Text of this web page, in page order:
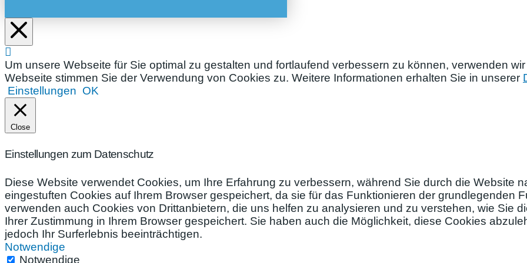
Um unsere Webseite für Sie optimal zu gestalten und fortlaufend verbessern zu können, verwenden
Webseite stimmen Sie der Verwendung von Cookies zu. Weitere Informationen erhalten Sie in unserer
Einstellungen OK
Close
Einstellungen zum Datenschutz
Diese Website verwendet Cookies, um Ihre Erfahrung zu verbessern, während Sie durch die Website
eingestuften Cookies auf Ihrem Browser gespeichert, da sie für das Funktionieren der grundlegenden
verwenden auch Cookies von Drittanbietern, die uns helfen zu analysieren und zu verstehen, wie Sie
Ihrer Zustimmung in Ihrem Browser gespeichert. Sie haben auch die Möglichkeit, diese Cookies
jedoch Ihr Surferlebnis beeinträchtigen.
Notwendige
Notwendige